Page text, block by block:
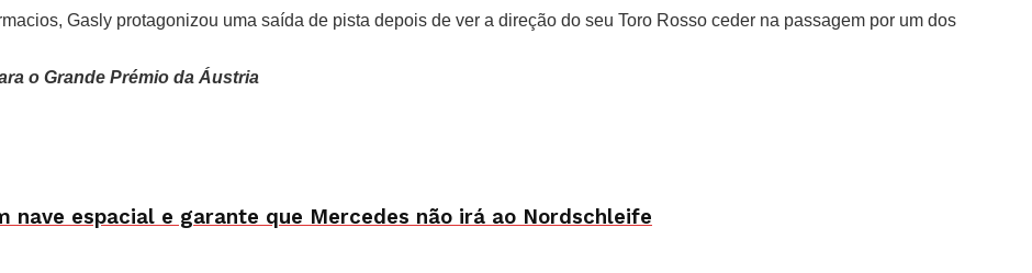
Gasly protagonizou uma saída de pista depois de ver a direção do seu Toro Rosso ceder na passagem por um dos
o Grande Prémio da Áustria
nave espacial e garante que Mercedes não irá ao Nordschleife